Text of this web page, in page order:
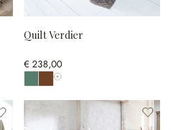
Quilt Verdier
€ 238,00
Toon alle kleuren